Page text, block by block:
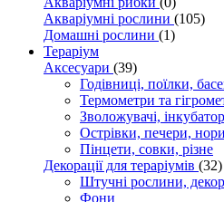
Акваріумні рослини (105)
Домашні рослини (1)
Тераріум
Аксесуари (39)
Годівниці, поїлки,
Термометри та
Зволожувачі,
Острівки, печери, нори
Пінцети, совки, різне
Декорації для тераріумів (32)
Штучні рослини,
Фони